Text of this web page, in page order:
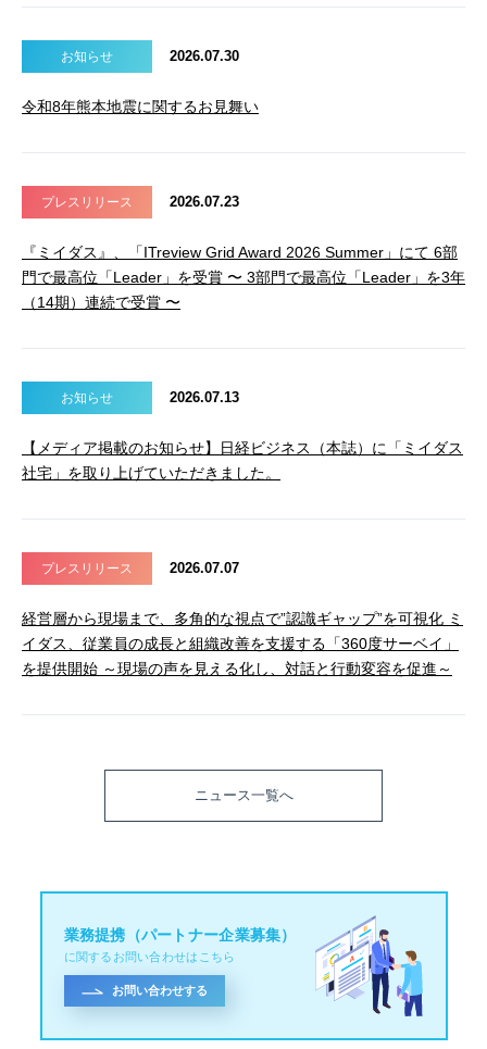
お知らせ 2026.07.30
令和8年熊本地震に関するお見舞い
プレスリリース 2026.07.23
『ミイダス』、「ITreview Grid Award 2026 Summer」にて 6部
門で最高位「Leader」を受賞 〜 3部門で最高位「Leader」を3年
（14期）連続で受賞 〜
お知らせ 2026.07.13
【メディア掲載のお知らせ】日経ビジネス（本誌）に「ミイダス
社宅」を取り上げていただきました。
プレスリリース 2026.07.07
経営層から現場まで、多角的な視点で”認識ギャップ”を可視化 ミ
イダス、従業員の成長と組織改善を支援する「360度サーベイ」
を提供開始 ～現場の声を見える化し、対話と行動変容を促進～
ニュース一覧へ
業務提携（パートナー企業募集）
に関するお問い合わせはこちら
お問い合わせする